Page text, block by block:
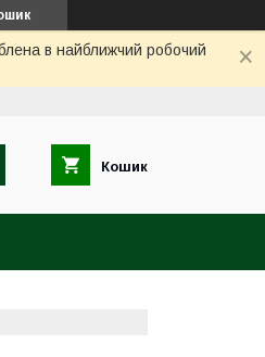
в найближчий робочий
Кошик